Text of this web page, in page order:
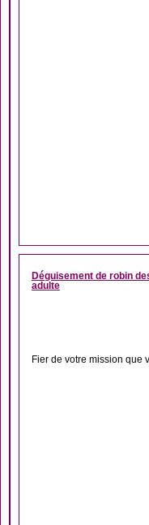
Déguisement de robin
adulte
Fier de votre mission que